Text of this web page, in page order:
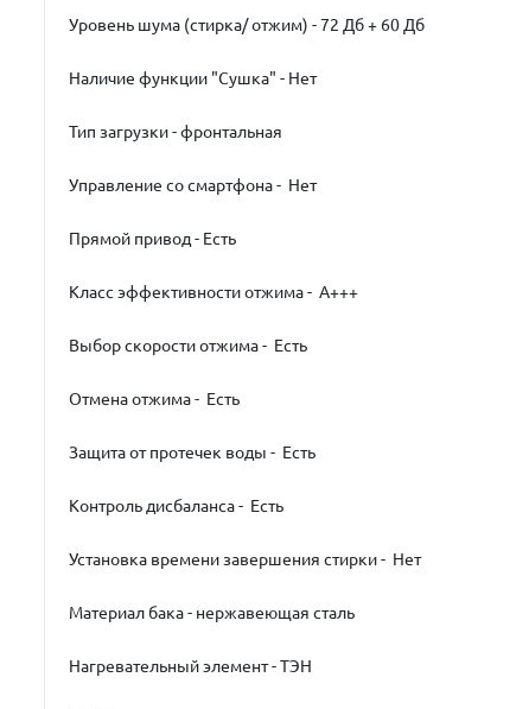
Уровень шума (стирка/ отжим) - 72 Дб + 60 Дб
Наличие функции "Сушка" - Нет
Тип загрузки - фронтальная
Управление со смартфона - Нет
Прямой привод - Есть
Класс эффективности отжима - A+++
Выбор скорости отжима - Есть
Отмена отжима - Есть
Защита от протечек воды - Есть
Контроль дисбаланса - Есть
Установка времени завершения стирки - Нет
Материал бака - нержавеющая сталь
Нагревательный элемент - ТЭН